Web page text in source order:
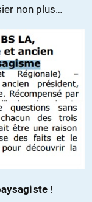
non plus…
!